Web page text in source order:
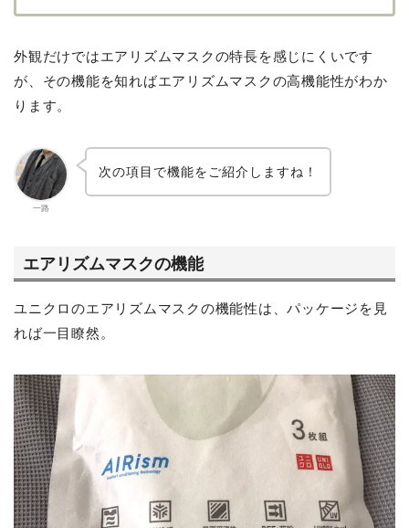
外観だけではエアリズムマスクの特長を感じにくいです
が、その機能を知ればエアリズムマスクの高機能性がわか
ります。
一路
次の項目で機能をご紹介しますね！
エアリズムマスクの機能
ユニクロのエアリズムマスクの機能性は、パッケージを見
れば一目瞭然。